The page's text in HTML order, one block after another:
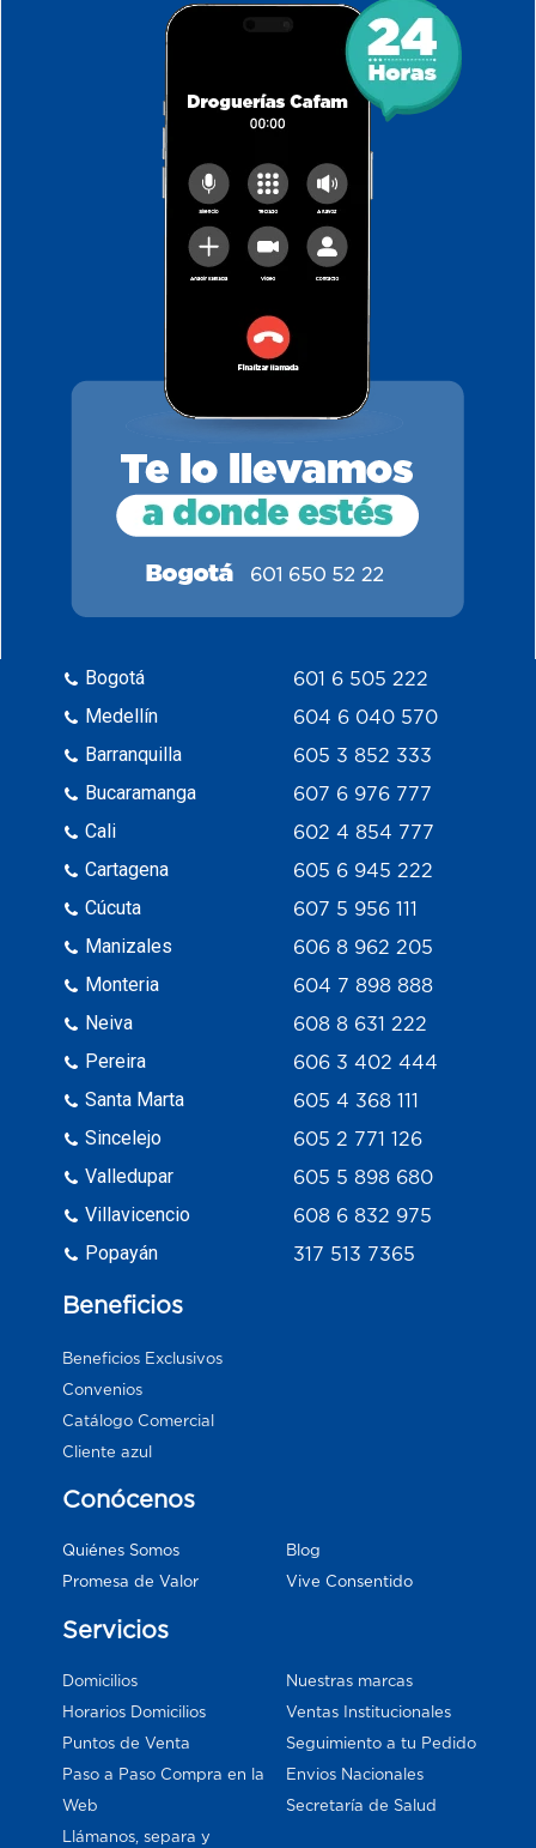
Bogotá
Medellín
Barranquilla
Bucaramanga
Cali
Cartagena
Cúcuta
Manizales
Monteria
Neiva
Pereira
Santa Marta
Sincelejo
Valledupar
Villavicencio
Popayán
601 6 505 222
604 6 040 570
605 3 852 333
607 6 976 777
602 4 854 777
605 6 945 222
607 5 956 111
606 8 962 205
604 7 898 888
608 8 631 222
606 3 402 444
605 4 368 111
605 2 771 126
605 5 898 680
608 6 832 975
317 513 7365
Beneficios
Beneficios Exclusivos
Convenios
Catálogo Comercial
Cliente azul
Conócenos
Quiénes Somos
Promesa de Valor
Blog
Vive Consentido
Servicios
Domicilios
Horarios Domicilios
Puntos de Venta
Paso a Paso Compra en la
Web
Llámanos, separa y
Nuestras marcas
Ventas Institucionales
Seguimiento a tu Pedido
Envios Nacionales
Secretaría de Salud